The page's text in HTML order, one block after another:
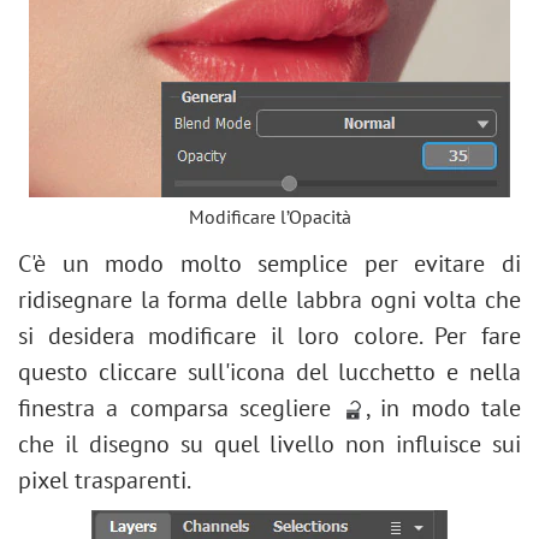
Modificare l’Opacità
C'è un modo molto semplice per evitare di
ridisegnare la forma delle labbra ogni volta che
si desidera modificare il loro colore. Per fare
questo cliccare sull'icona del lucchetto e nella
finestra a comparsa scegliere
, in modo tale
che il disegno su quel livello non influisce sui
pixel trasparenti.